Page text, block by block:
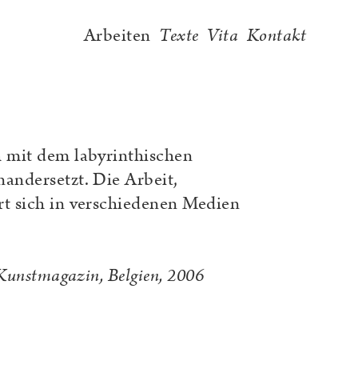
Arbeiten Texte Vita Kontakt
mit dem labyrinthischen
Die Arbeit,
sich in verschiedenen Medien
Belgien, 2006